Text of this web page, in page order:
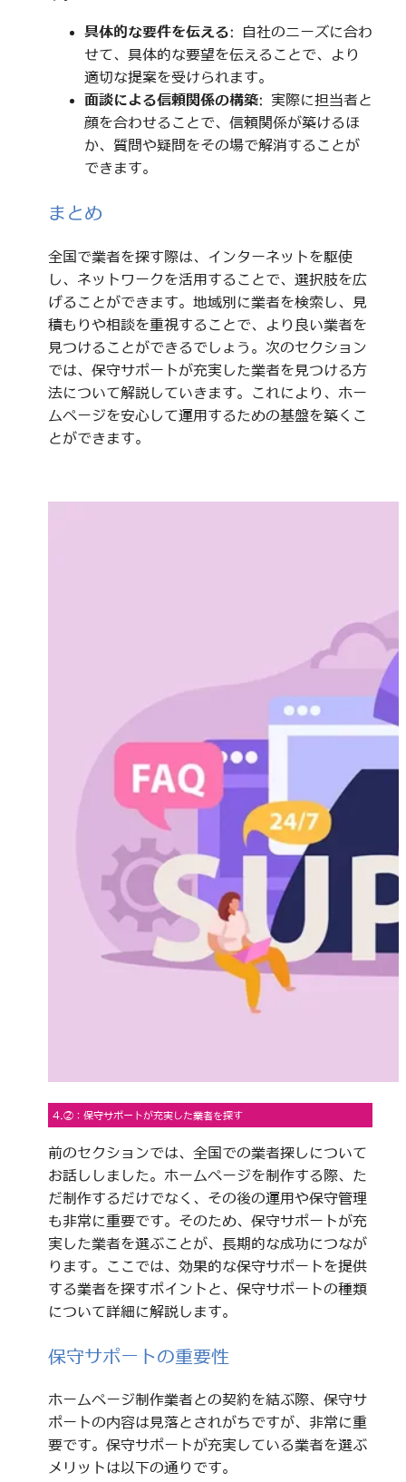
具体的な要件を伝える: 自社のニーズに合わ
せて、具体的な要望を伝えることで、より
適切な提案を受けられます。
面談による信頼関係の構築: 実際に担当者と
顔を合わせることで、信頼関係が築けるほ
か、質問や疑問をその場で解消することが
できます。
まとめ
全国で業者を探す際は、インターネットを駆使
し、ネットワークを活用することで、選択肢を広
げることができます。地域別に業者を検索し、見
積もりや相談を重視することで、より良い業者を
見つけることができるでしょう。次のセクション
では、保守サポートが充実した業者を見つける方
法について解説していきます。これにより、ホー
ムページを安心して運用するための基盤を築くこ
とができます。
4.②：保守サポートが充実した業者を探す
前のセクションでは、全国での業者探しについて
お話ししました。ホームページを制作する際、た
だ制作するだけでなく、その後の運用や保守管理
も非常に重要です。そのため、保守サポートが充
実した業者を選ぶことが、長期的な成功につなが
ります。ここでは、効果的な保守サポートを提供
する業者を探すポイントと、保守サポートの種類
について詳細に解説します。
保守サポートの重要性
ホームページ制作業者との契約を結ぶ際、保守サ
ポートの内容は見落とされがちですが、非常に重
要です。保守サポートが充実している業者を選ぶ
メリットは以下の通りです。